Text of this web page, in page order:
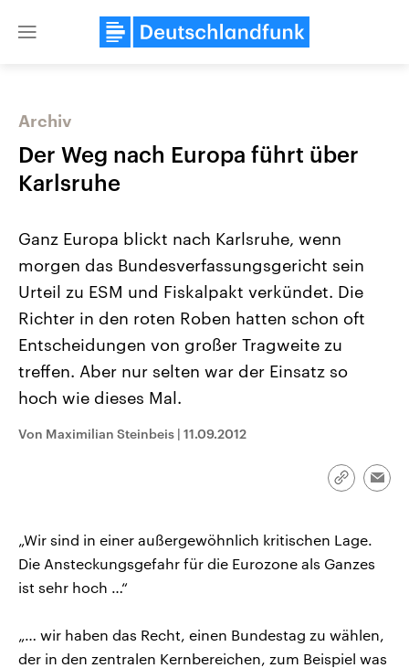
Close
Landtagswahl Sachsen-Anhalt
Alle Informationen
Sachsen-Anhalt wählt am 6.
September 2026 einen neuen
Landtag. Seit 2021 wird das
Bundesland von einer Koalition aus
Umfragen, Prognosen,
USA
Hintergründe
Wirtschaftlich und
gehören die Vereinigten
Archiv
Der Weg nach Europa führt über
Karlsruhe
Ganz Europa blickt nach Karlsruhe, wenn
morgen das Bundesverfassungsgericht sein
Urteil zu ESM und Fiskalpakt verkündet. Die
Richter in den roten Roben hatten schon oft
Entscheidungen von großer Tragweite zu
treffen. Aber nur selten war der Einsatz so
hoch wie dieses Mal.
Von Maximilian Steinbeis | 11.09.2012
Link
„Wir sind in einer außergewöhnlich kritischen Lage.
Die Ansteckungsgefahr für die Eurozone als Ganzes
ist sehr hoch …“
„… wir haben das Recht, einen Bundestag zu wählen,
der in den zentralen Kernbereichen, zum Beispiel was